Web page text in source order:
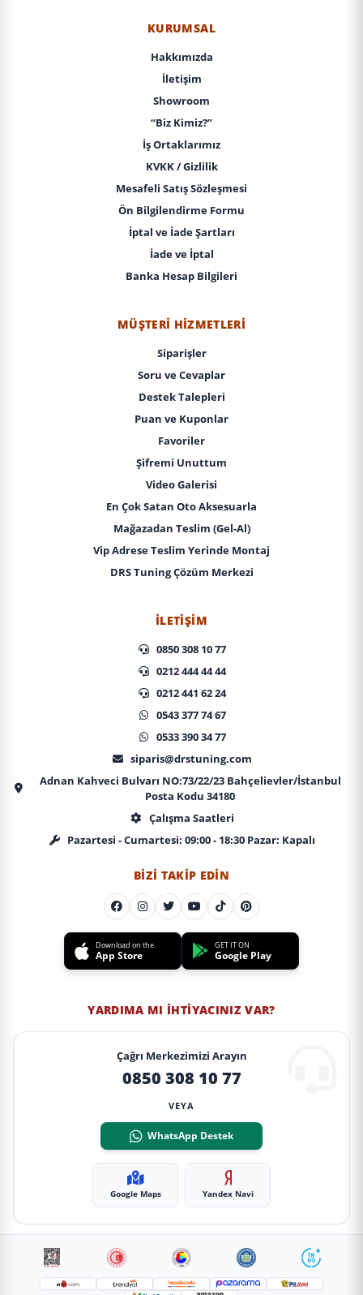
KURUMSAL
Hakkımızda
İletişim
Showroom
“Biz Kimiz?”
İş Ortaklarımız
KVKK / Gizlilik
Mesafeli Satış Sözleşmesi
Ön Bilgilendirme Formu
İptal ve İade Şartları
İade ve İptal
Banka Hesap Bilgileri
MÜŞTERI HIZMETLERI
Siparişler
Soru ve Cevaplar
Destek Talepleri
Puan ve Kuponlar
Favoriler
Şifremi Unuttum
Video Galerisi
En Çok Satan Oto Aksesuarla
Mağazadan Teslim (Gel-Al)
Vip Adrese Teslim Yerinde Montaj
DRS Tuning Çözüm Merkezi
İLETIŞIM
0850 308 10 77
0212 444 44 44
0212 441 62 24
0543 377 74 67
0533 390 34 77
siparis@drstuning.com
Adnan Kahveci Bulvarı NO:73/22/23 Bahçelievler/İstanbul
Posta Kodu 34180
Çalışma Saatleri
Pazartesi - Cumartesi: 09:00 - 18:30 Pazar: Kapalı
BIZI TAKIP EDIN
Download on the
App Store
GET IT ON
Google Play
YARDIMA MI İHTIYACINIZ VAR?
Çağrı Merkezimizi Arayın
0850 308 10 77
VEYA
WhatsApp Destek
Google Maps Yandex Navi